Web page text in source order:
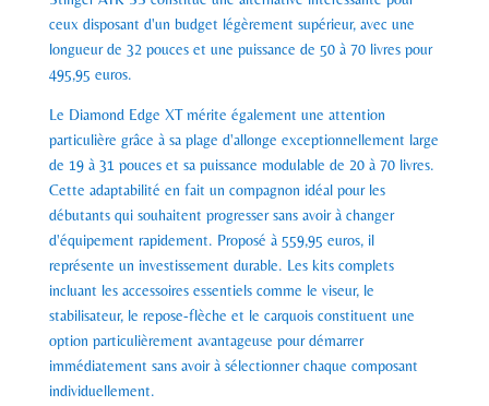
ceux disposant d'un budget légèrement supérieur, avec une
longueur de 32 pouces et une puissance de 50 à 70 livres pour
495,95 euros.
Le Diamond Edge XT mérite également une attention
particulière grâce à sa plage d'allonge exceptionnellement large
de 19 à 31 pouces et sa puissance modulable de 20 à 70 livres.
Cette adaptabilité en fait un compagnon idéal pour les
débutants qui souhaitent progresser sans avoir à changer
d'équipement rapidement. Proposé à 559,95 euros, il
représente un investissement durable. Les kits complets
incluant les accessoires essentiels comme le viseur, le
stabilisateur, le repose-flèche et le carquois constituent une
option particulièrement avantageuse pour démarrer
immédiatement sans avoir à sélectionner chaque composant
individuellement.